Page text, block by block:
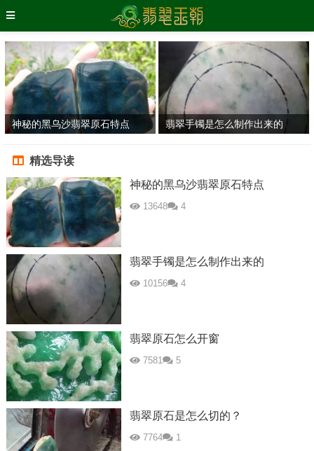
神秘的黑乌沙翡翠原石特点 翡翠手镯是怎么制作出来的
精选导读
神秘的黑乌沙翡翠原石特点
13648 4
翡翠手镯是怎么制作出来的
10156 4
翡翠原石怎么开窗
7581 5
翡翠原石是怎么切的？
7764 1